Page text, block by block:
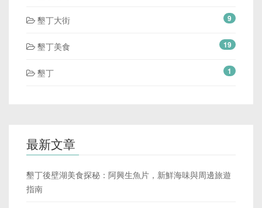
墾丁大街 9
墾丁美食 19
墾丁 1
最新文章
墾丁後壁湖美食探秘：阿興生魚片，新鮮海味與周邊旅遊
指南